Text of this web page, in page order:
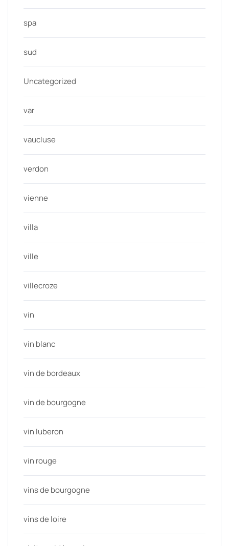
spa
sud
Uncategorized
var
vaucluse
verdon
vienne
villa
ville
villecroze
vin
vin blanc
vin de bordeaux
vin de bourgogne
vin luberon
vin rouge
vins de bourgogne
vins de loire